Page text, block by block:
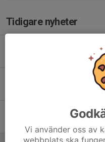
Tidigare nyheter
Bilbingo sommaren
0
Årsmöte 24 mars
Vi använder oss av
webbplats ska